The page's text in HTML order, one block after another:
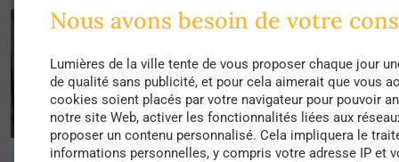
Nous avons besoin de votre
Lumières de la ville tente de vous proposer chaque jour
de qualité sans publicité, et pour cela aimerait que vous
cookies soient placés par votre navigateur pour pouvoir
notre site Web, activer les fonctionnalités liées aux
proposer un contenu personnalisé. Cela impliquera le
informations personnelles, y compris votre adresse IP et